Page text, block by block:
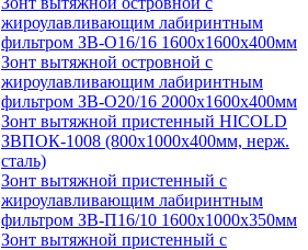
жироулавливающим лабиринтным
фильтром ЗВ-О16/16 1600х1600х400мм
Зонт вытяжной островной с
жироулавливающим лабиринтным
фильтром ЗВ-О20/16 2000х1600х400мм
Зонт вытяжной пристенный HICOLD
ЗВПОК-1008 (800х1000х400мм, нерж.
сталь)
Зонт вытяжной пристенный с
жироулавливающим лабиринтным
фильтром ЗВ-П16/10 1600х1000х350мм
Зонт вытяжной пристенный с